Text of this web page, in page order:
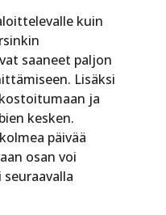
kuin
saaneet paljon
Lisäksi
ja
kesken.
päivää
osan voi